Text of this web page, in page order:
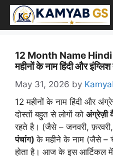
Skip
content
12 Month Name
महीनों के नाम हिंदी और
May 31, 2026 by
12 महीनों के नाम हिंदी और
दोस्तों बहुत से लोगों को अंग्रेज़ी
रहते है। (जैसे – जनवरी,
पंचांग)के महीने के नाम (जैसे –
होता है। आज के इस आर्टिकल